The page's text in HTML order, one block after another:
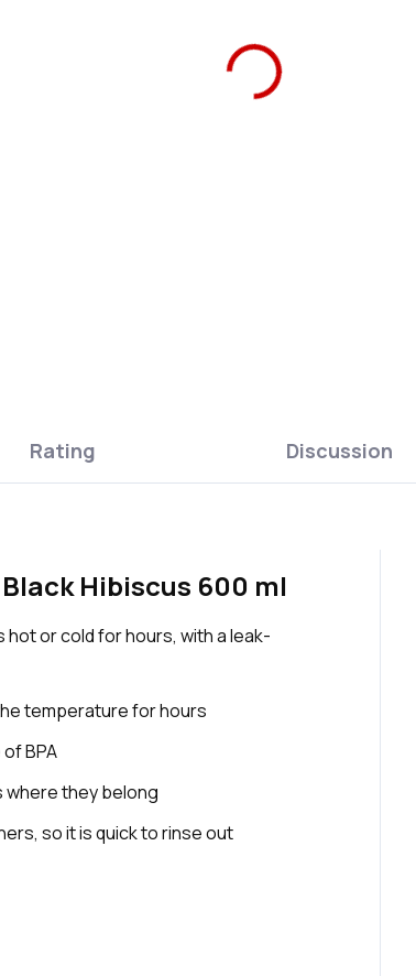
Ars Una Thermal
Rating Discussion
Hibiscus 600 ml
or cold for hours, with a leak-
temperature for hours
BPA
they belong
so it is quick to rinse out